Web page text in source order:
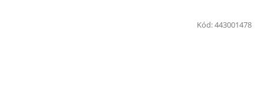
Kód:443001478